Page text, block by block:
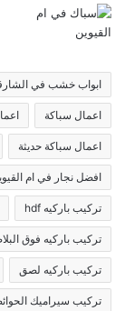
ابواب خشب في
اعمال سباكة
اعمال سباكة حديثة
افضل نجار في ام
تركيب باركيه hdf
تركيب باركيه فوق
تركيب باركيه لصق
تركيب سيراميك